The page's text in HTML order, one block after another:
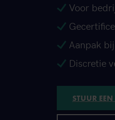
Voor
Aanpak
Discretie
STUUR